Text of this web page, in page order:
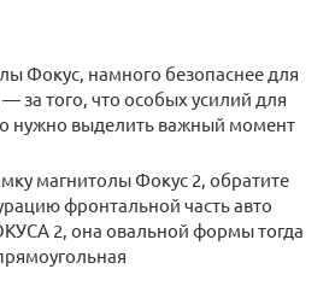
Фокус, намного безопаснее для
за того, что особых усилий для
нужно выделить важный момент
магнитолы Фокус 2, обратите
фронтальной часть авто
2, она овальной формы тогда